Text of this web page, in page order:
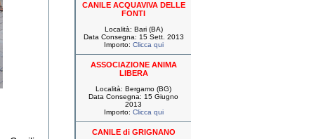
CANILE ACQUAVIVA DELLE
FONTI
Località: Bari (BA)
Data Consegna: 15 Sett. 2013
Importo: Clicca qui
ASSOCIAZIONE ANIMA
LIBERA
Località: Bergamo (BG)
Data Consegna: 15 Giugno
2013
Importo: Clicca qui
CANILE di GRIGNANO